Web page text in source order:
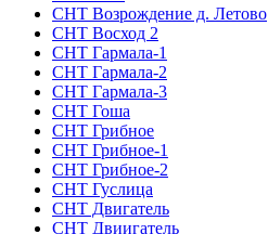
СНТ Возрождение д. Летово
СНТ Восход 2
СНТ Гармала-1
СНТ Гармала-2
СНТ Гармала-3
СНТ Гоша
СНТ Грибное
СНТ Грибное-1
СНТ Грибное-2
СНТ Гуслица
СНТ Двигатель
СНТ Двиигатель